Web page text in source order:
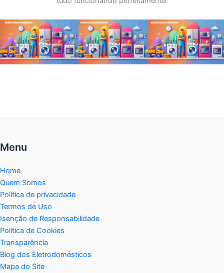
Menu
Home
Quem Somos
Política de privacidade
Termos de Uso
Isenção de Responsabilidade
Politica de Cookies
Transparência
Blog dos Eletrodomésticos
Mapa do Site